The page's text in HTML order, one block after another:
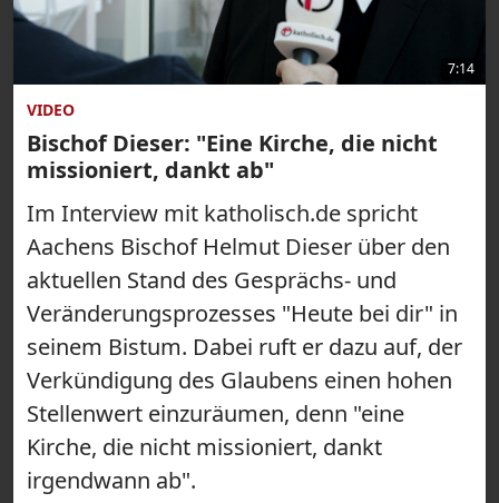
7:14
VIDEO
Bischof Dieser: "Eine Kirche, die nicht
missioniert, dankt ab"
Im Interview mit katholisch.de spricht
Aachens Bischof Helmut Dieser über den
aktuellen Stand des Gesprächs- und
Veränderungsprozesses "Heute bei dir" in
seinem Bistum. Dabei ruft er dazu auf, der
Verkündigung des Glaubens einen hohen
Stellenwert einzuräumen, denn "eine
Kirche, die nicht missioniert, dankt
irgendwann ab".